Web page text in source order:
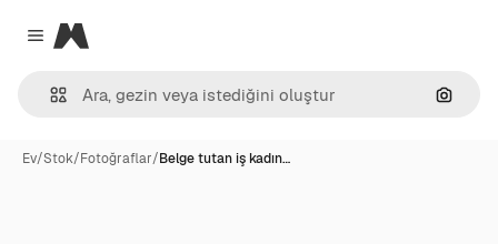
Close menu
Magnific
Ev/Stok/Fotoğraflar/Belge tutan iş kadın…